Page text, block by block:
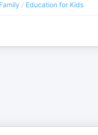
/ Education for Kids